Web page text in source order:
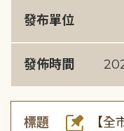
發布單位
發佈時間
標題
【全